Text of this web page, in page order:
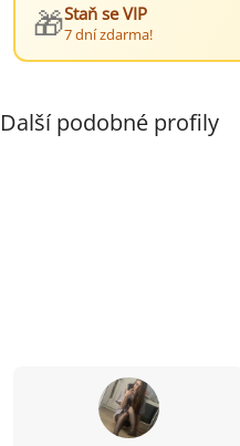
🎁Staň se VIP
7 dní zdarma!
Další podobné profily